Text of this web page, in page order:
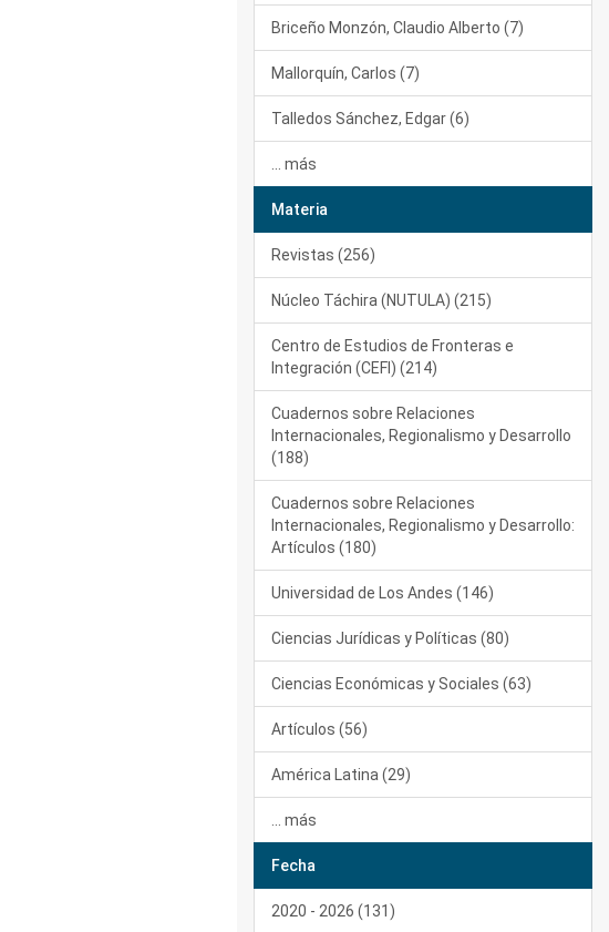
Briceño Monzón, Claudio Alberto (7)
Mallorquín, Carlos (7)
Talledos Sánchez, Edgar (6)
... más
Materia
Revistas (256)
Núcleo Táchira (NUTULA) (215)
Centro de Estudios de Fronteras e
Integración (CEFI) (214)
Cuadernos sobre Relaciones
Internacionales, Regionalismo y Desarrollo
(188)
Cuadernos sobre Relaciones
Internacionales, Regionalismo y Desarrollo:
Artículos (180)
Universidad de Los Andes (146)
Ciencias Jurídicas y Políticas (80)
Ciencias Económicas y Sociales (63)
Artículos (56)
América Latina (29)
... más
Fecha
2020 - 2026 (131)